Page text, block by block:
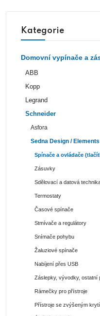
Kategorie
Domovní vypínače a
ABB
Kopp
Legrand
Schneider
Asfora
Sedna Design / Elements
Spínače a ovládače
Zásuvky
Sdělovací a datová
Termostaty
Časové spínače
Stmívače a regulátory
Snímače pohybu
Žaluziové spínače
Nabíjení přes USB
Záslepky, vývodky, ostatní
Rámečky pro přístroje
Přístroje se zvýšeným